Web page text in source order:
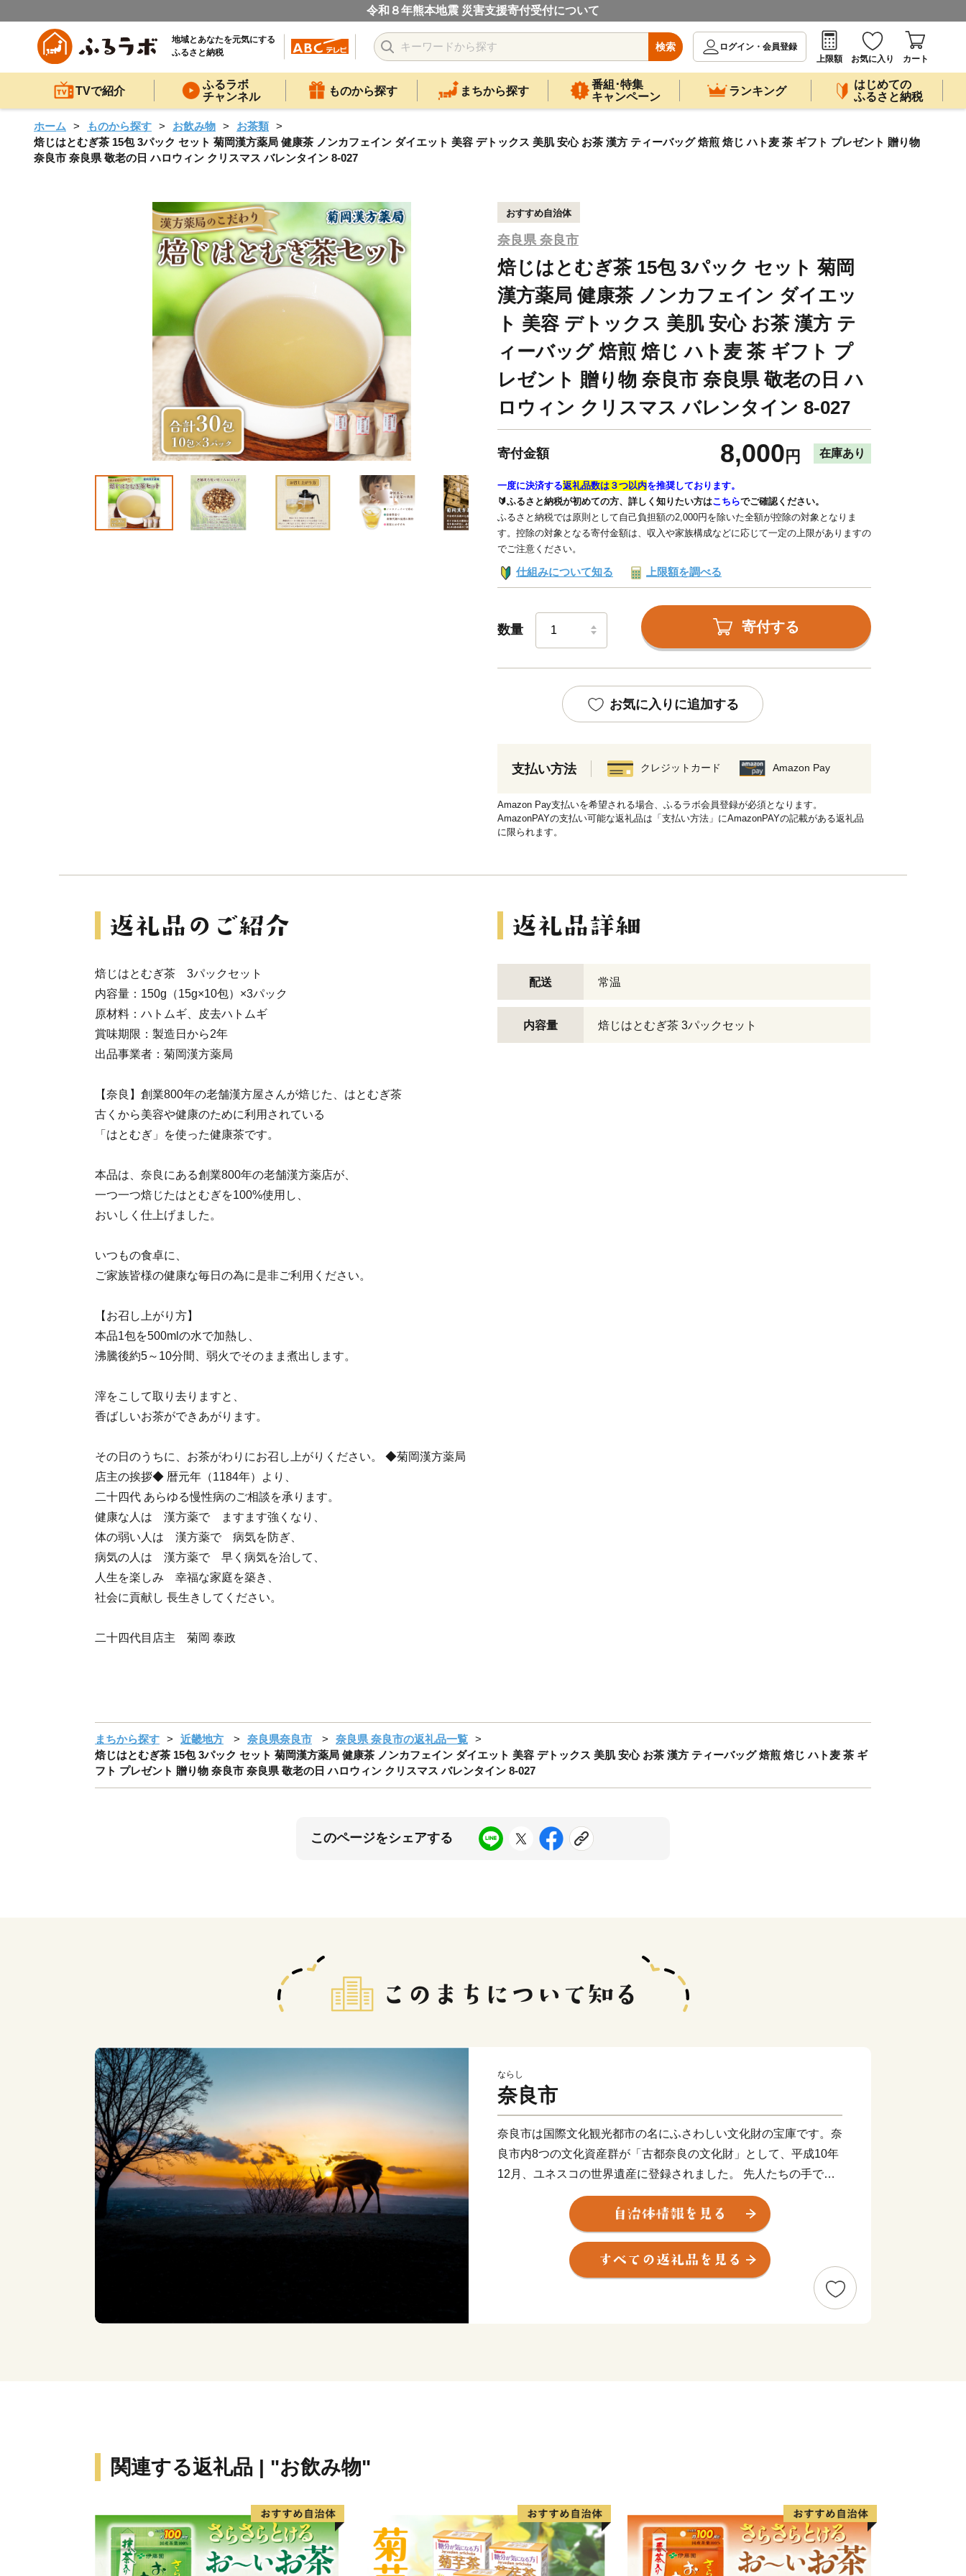
令和８年熊本地震 災害支援寄付受付について
地域とあなたを元気にする
ふるさと納税
検索
ログイン・会員登録
上限額
お気に入り カート
TVで紹介
ふるラボ
チャンネル
ものから探す まちから探す
番組･特集
キャンペーン
ランキング
はじめての
ふるさと納税
ホーム ものから探す お飲み物
お茶類
焙じはとむぎ茶 15包 3パック セット 菊岡漢方薬局 健康茶 ノンカフェイン ダイエット 美容 デトックス 美肌 安心 お茶 漢方 ティーバッグ 焙煎 焙じ ハト麦 茶 ギフト プレゼント 贈り物
奈良市 奈良県 敬老の日 ハロウィン クリスマス バレンタイン 8-027
おすすめ自治体
奈良県 奈良市
焙じはとむぎ茶 15包 3パック セット 菊岡
漢方薬局 健康茶 ノンカフェイン ダイエッ
ト 美容 デトックス 美肌 安心 お茶 漢方 テ
ィーバッグ 焙煎 焙じ ハト麦 茶 ギフト プ
レゼント 贈り物 奈良市 奈良県 敬老の日 ハ
ロウィン クリスマス バレンタイン 8-027
寄付金額 8,000 円 在庫あり
一度に決済する返礼品数は３つ以内を推奨しております。
🔰ふるさと納税が初めての方、詳しく知りたい方はこちらでご確認ください。
ふるさと納税では原則として自己負担額の2,000円を除いた全額が控除の対象となりま
す。控除の対象となる寄付金額は、収入や家族構成などに応じて一定の上限がありますの
でご注意ください。
仕組みについて知る 上限額を調べる
数量 寄付する
お気に入りに追加する
支払い方法 クレジットカード Amazon Pay
Amazon Pay支払いを希望される場合、ふるラボ会員登録が必須となります。
AmazonPAYの支払い可能な返礼品は「支払い方法」にAmazonPAYの記載がある返礼品
に限られます。
焙じはとむぎ茶 3パックセット
内容量：150g（15g×10包）×3パック
原材料：ハトムギ、皮去ハトムギ
賞味期限：製造日から2年
出品事業者：菊岡漢方薬局
【奈良】創業800年の老舗漢方屋さんが焙じた、はとむぎ茶
古くから美容や健康のために利用されている
「はとむぎ」を使った健康茶です。
本品は、奈良にある創業800年の老舗漢方薬店が、
一つ一つ焙じたはとむぎを100%使用し、
おいしく仕上げました。
いつもの食卓に、
ご家族皆様の健康な毎日の為に是非ご利用ください。
【お召し上がり方】
本品1包を500mlの水で加熱し、
沸騰後約5～10分間、弱火でそのまま煮出します。
滓をこして取り去りますと、
香ばしいお茶ができあがります。
その日のうちに、お茶がわりにお召し上がりください。 ◆菊岡漢方薬局
店主の挨拶◆ 暦元年（1184年）より、
二十四代 あらゆる慢性病のご相談を承ります。
健康な人は 漢方薬で ますます強くなり、
体の弱い人は 漢方薬で 病気を防ぎ、
病気の人は 漢方薬で 早く病気を治して、
人生を楽しみ 幸福な家庭を築き、
社会に貢献し 長生きしてください。
二十四代目店主 菊岡 泰政
配送 常温
内容量 焙じはとむぎ茶 3パックセット
まちから探す 近畿地方 奈良県奈良市
奈良県 奈良市の返礼品一覧
焙じはとむぎ茶 15包 3パック セット 菊岡漢方薬局 健康茶 ノンカフェイン ダイエット 美容 デトックス 美肌 安心 お茶 漢方 ティーバッグ 焙煎 焙じ ハト麦 茶 ギ
フト プレゼント 贈り物 奈良市 奈良県 敬老の日 ハロウィン クリスマス バレンタイン 8-027
このページをシェアする
ならし
奈良市
奈良市は国際文化観光都市の名にふさわしい文化財の宝庫です。奈
良市内8つの文化資産群が「古都奈良の文化財」として、平成10年
12月、ユネスコの世界遺産に登録されました。 先人たちの手で大
切に守り継がれたこの宝を前にしたとき、悠久のときをこえたその
美しさ・力強さに心を奪われます。 もっと多くの人と、この感動
を分かちあいたい。
ふるさと納税制度の活用も含め、奈良市はこれからも歴史と伝統を
生かしたまちづくりをすすめます。奈良市へのご寄附をよろしくお
関連する返礼品 | "お飲み物"